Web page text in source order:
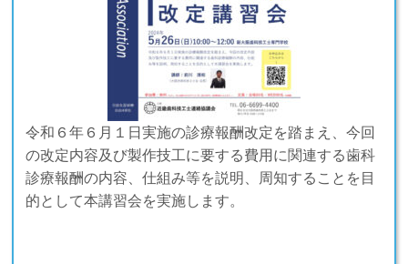
令和６年６月１日実施の診療報酬改定を踏まえ、今回
の改定内容及び製作技工に要する費用に関連する歯科
診療報酬の内容、仕組み等を説明、周知することを目
的として本講習会を実施します。